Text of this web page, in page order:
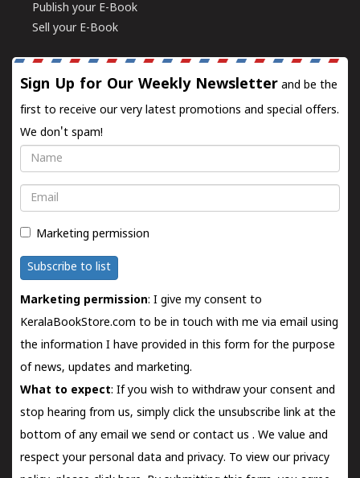
Publish your E-Book
Sell your E-Book
Sign Up for Our Weekly Newsletter and be the
first to receive our very latest promotions and special offers.
We don't spam!
Name
Email
Marketing permission
Subscribe to list
Marketing permission: I give my consent to
KeralaBookStore.com to be in touch with me via email using
the information I have provided in this form for the purpose
of news, updates and marketing.
What to expect: If you wish to withdraw your consent and
stop hearing from us, simply click the unsubscribe link at the
bottom of any email we send orcontact us . We value and
respect your personal data and privacy. To view our privacy